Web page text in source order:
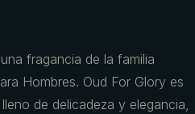
fragancia de la familia
Hombres. Oud For Glory es
de delicadeza y elegancia,